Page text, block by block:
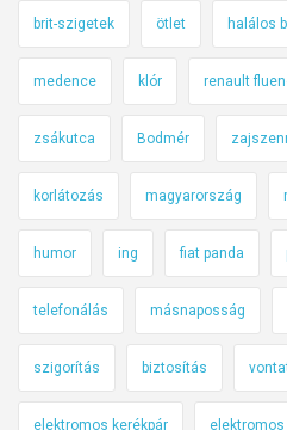
brit-szigetek ötlet halálos
medence klór renault
zsákutca Bodmér
korlátozás magyarország
humor ing fiat panda
telefonálás másnaposság
szigorítás biztosítás
elektromos kerékpár elektromos